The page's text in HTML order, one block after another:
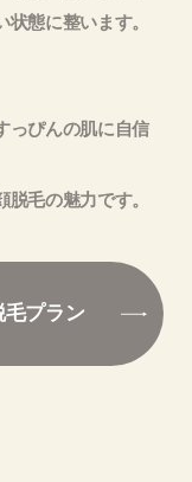
態に整います。
っぴんの肌に自信
毛の魅力です。
毛プラン